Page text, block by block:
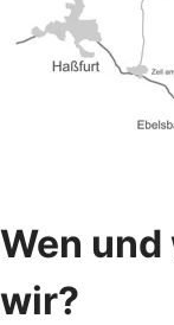
Wen
wir?